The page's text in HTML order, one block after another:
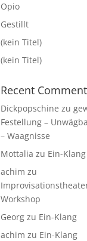
Opio
Gestillt
(kein Titel)
(kein Titel)
Recent
Dickpopschine zu
Festellung –
– Waagnisse
Mottalia zu Ein-Klang
achim zu
Workshop
Georg zu Ein-Klang
achim zu Ein-Klang